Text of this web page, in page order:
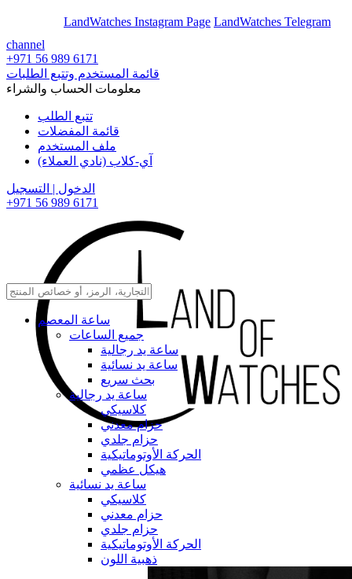
LandWatches Instagram Page LandWatches Telegram
channel
+971 56 989 6171
قائمة المستخدم وتتبع الطلبات
معلومات الحساب والشراء
تتبع الطلب
قائمة المفضلات
ملف المستخدم
آي-كلاب (نادي العملاء)
الدخول | التسجيل
+971 56 989 6171
ساعة المعصم
جميع الساعات
ساعة يد رجالية
ساعة يد نسائية
بحث سريع
ساعة يد رجالية
كلاسيكي
حزام معدني
حزام جلدي
الحركة الأوتوماتيكية
هيكل عظمي
ساعة يد نسائية
كلاسيكي
حزام معدني
حزام جلدي
الحركة الأوتوماتيكية
ذهبية اللون